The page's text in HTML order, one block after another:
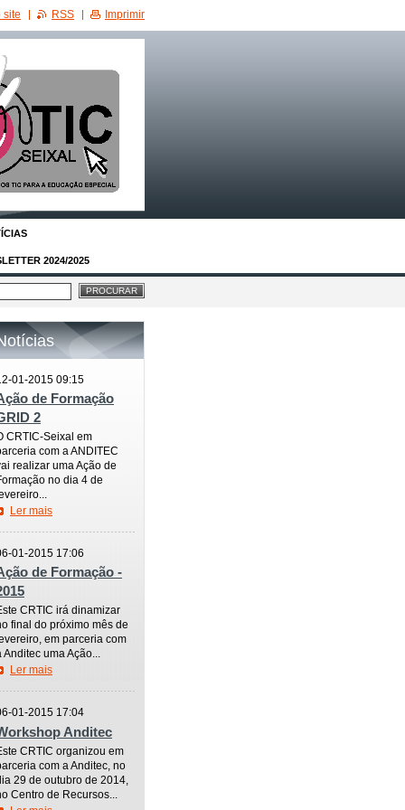
2024/2025
01-2015 09:15
de Formação
2
CRTIC-Seixal em
com a ANDITEC
realizar uma Ação de
no dia 4 de
Ler mais
01-2015 17:06
de Formação -
CRTIC irá dinamizar
final do próximo mês de
em parceria com
Anditec uma Ação...
Ler mais
01-2015 17:04
Anditec
CRTIC organizou em
com a Anditec, no
29 de outubro de 2014,
Centro de Recursos...
site RSS Imprimir